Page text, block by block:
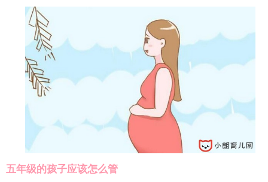
五年级的孩子应该怎么管